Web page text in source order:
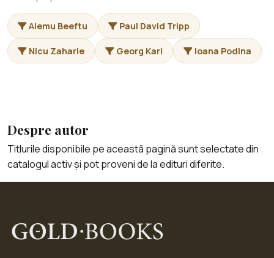
Alemu Beeftu Paul David Tripp
Nicu Zaharie Georg Karl Ioana Podina
Despre autor
Titlurile disponibile pe această pagină sunt selectate din
catalogul activ și pot proveni de la edituri diferite.